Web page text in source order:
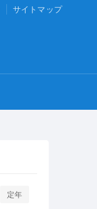
サイトマップ
定年